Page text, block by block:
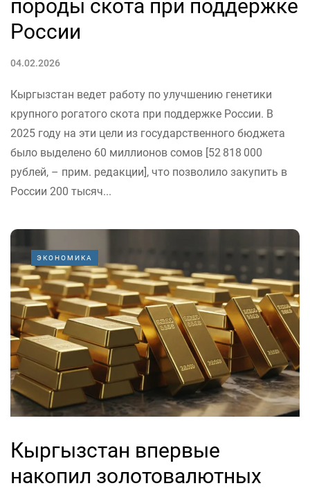
породы скота при поддержке
России
04.02.2026
Кыргызстан ведет работу по улучшению генетики
крупного рогатого скота при поддержке России. В
2025 году на эти цели из государственного бюджета
было выделено 60 миллионов сомов [52 818 000
рублей, – прим. редакции], что позволило закупить в
России 200 тысяч...
ЭКОНОМИКА
Кыргызстан впервые
накопил золотовалютных